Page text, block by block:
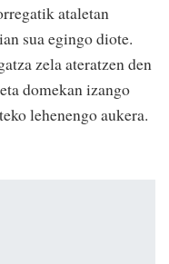
ataletan
sua egingo diote.
zela ateratzen den
domekan izango
lehenengo aukera.